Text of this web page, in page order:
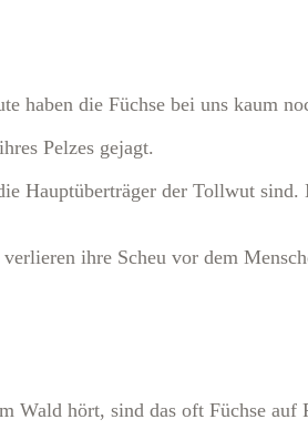
haben die Füchse bei uns kaum
Pelzes gejagt.
Hauptüberträger der Tollwut
ihre Scheu vor dem
Wald hört, sind das oft Füchse auf